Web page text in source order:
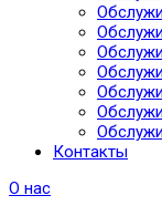
Контакты
О нас